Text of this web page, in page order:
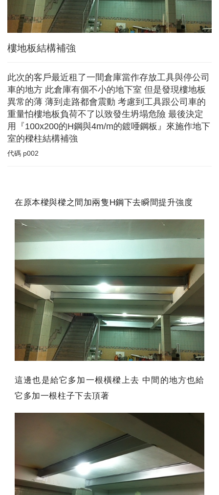
樓地板結構補強
此次的客戶最近租了一間倉庫當作存放工具與停公司
車的地方 此倉庫有個不小的地下室 但是發現樓地板
異常的薄 薄到走路都會震動 考慮到工具跟公司車的
重量怕樓地板負荷不了以致發生坍塌危險 最後決定
用『100x200的H鋼與4m/m的鍍唖鋼板』來施作地下
室的樑柱結構補強
代碼 p002
在原本樑與樑之間加兩隻H鋼下去瞬間提升強度
這邊也是給它多加一根橫樑上去 中間的地方也給
它多加一根柱子下去頂著